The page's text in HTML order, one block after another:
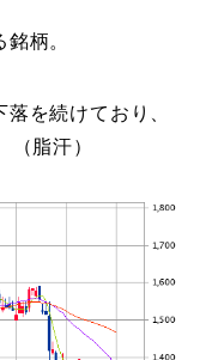
柄。
を続けており、
脂汗）